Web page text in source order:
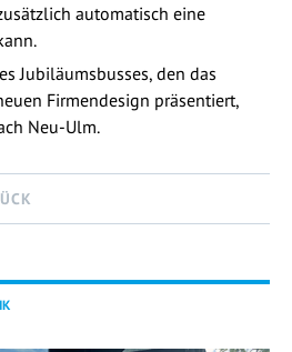
automatisch eine
Jubiläumsbusses, den das
Firmendesign präsentiert,
Neu-Ulm.